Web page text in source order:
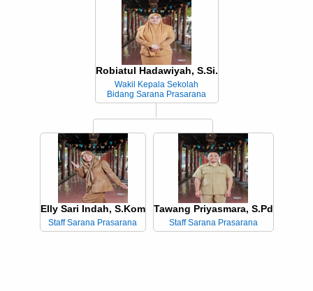
Robiatul Hadawiyah, S.Si.
Wakil Kepala Sekolah
Bidang Sarana Prasarana
Elly Sari Indah, S.Kom
Staff Sarana Prasarana
Tawang Priyasmara, S.Pd
Staff Sarana Prasarana